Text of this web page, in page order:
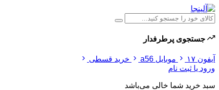
جستجوی پرطرفدار
آیفون ۱۷ موبایل a56
خرید قسطی
ورود یا ثبت نام
سبد خرید شما خالی می‌باشد